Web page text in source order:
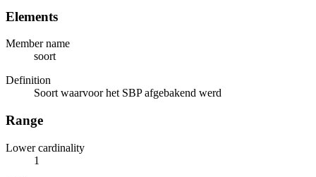
Elements
Member name
soort
Definition
Soort waarvoor het SBP afgebakend werd
Range
Lower cardinality
1